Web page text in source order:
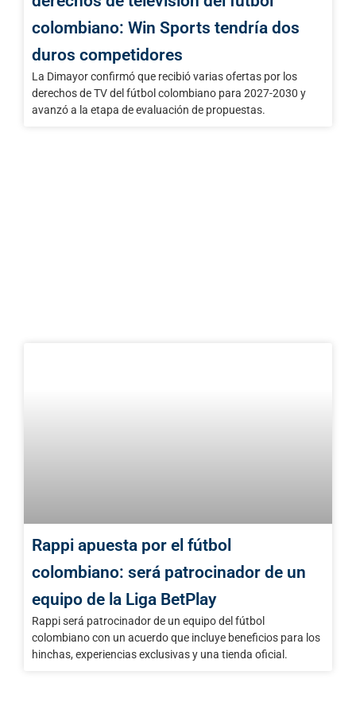
colombiano: Win Sports tendría dos
duros competidores
La Dimayor confirmó que recibió varias ofertas por los
derechos de TV del fútbol colombiano para 2027-2030 y
avanzó a la etapa de evaluación de propuestas.
Rappi apuesta por el fútbol
colombiano: será patrocinador de un
equipo de la Liga BetPlay
Rappi será patrocinador de un equipo del fútbol
colombiano con un acuerdo que incluye beneficios para los
hinchas, experiencias exclusivas y una tienda oficial.